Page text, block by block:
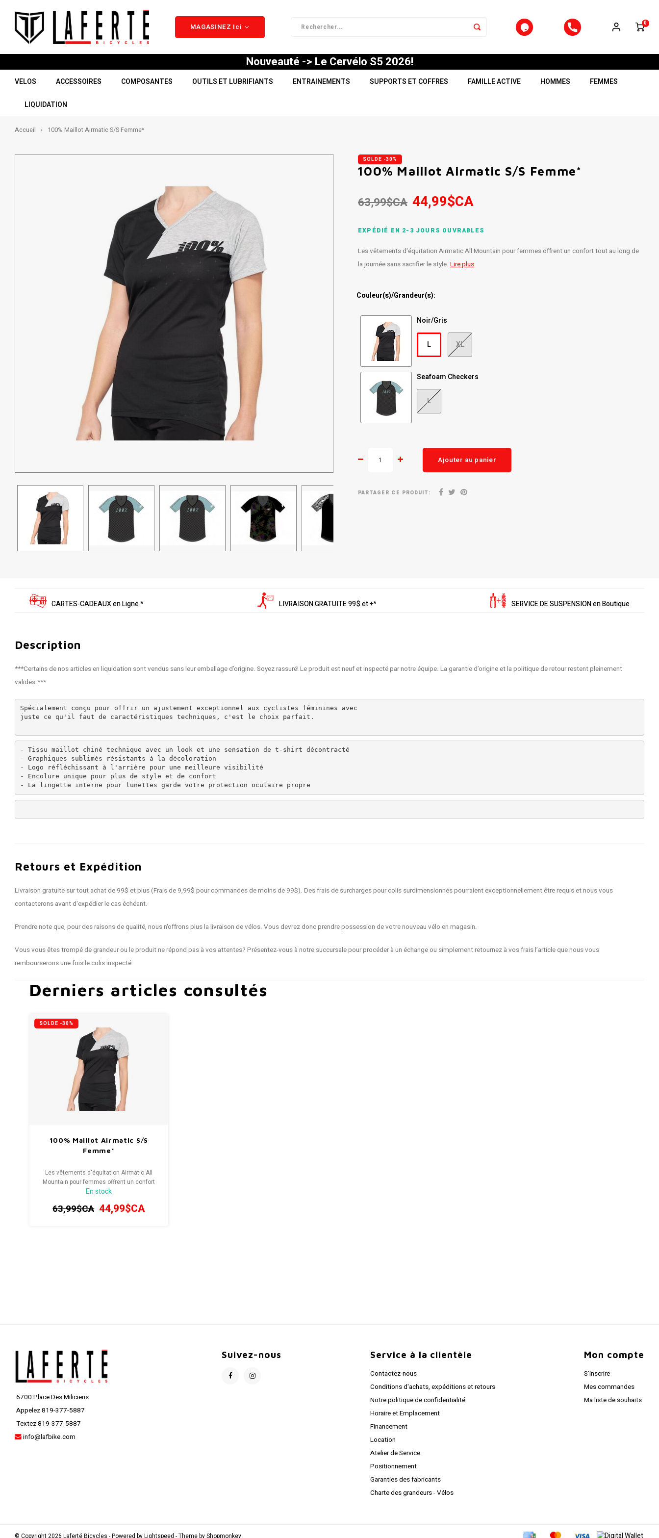
MAGASINEZ Ici 0
Nouveauté -> Le Cervélo S5 2026!
VELOS ACCESSOIRES COMPOSANTES OUTILS ET LUBRIFIANTS ENTRAINEMENTS SUPPORTS ET COFFRES FAMILLE ACTIVE HOMMES FEMMES
LIQUIDATION
Accueil 100% Maillot Airmatic S/S Femme*
SOLDE -30%
100% Maillot Airmatic S/S Femme*
63,99$CA 44,99$CA
EXPÉDIÉ EN 2-3 JOURS OUVRABLES
Les vêtements d'équitation Airmatic All Mountain pour femmes offrent un confort tout au long de
la journée sans sacrifier le style. Lire plus
Couleur(s)/Grandeur(s):
Noir/Gris
L XL
Seafoam Checkers
L
Ajouter au panier
PARTAGER CE PRODUIT:
CARTES-CADEAUX en Ligne * LIVRAISON GRATUITE 99$ et +* SERVICE DE SUSPENSION en Boutique
Description
***Certains de nos articles en liquidation sont vendus sans leur emballage d’origine. Soyez rassuré! Le produit est neuf et inspecté par notre équipe. La garantie d’origine et la politique de retour restent pleinement
valides.***
Spécialement conçu pour offrir un ajustement exceptionnel aux cyclistes féminines avec
juste ce qu'il faut de caractéristiques techniques, c'est le choix parfait.
- Tissu maillot chiné technique avec un look et une sensation de t-shirt décontracté
- Graphiques sublimés résistants à la décoloration
- Logo réfléchissant à l'arrière pour une meilleure visibilité
- Encolure unique pour plus de style et de confort
- La lingette interne pour lunettes garde votre protection oculaire propre
Retours et Expédition
Livraison gratuite sur tout achat de 99$ et plus (Frais de 9,99$ pour commandes de moins de 99$). Des frais de surcharges pour colis surdimensionnés pourraient exceptionnellement être requis et nous vous
contacterons avant d'expédier le cas échéant.
Prendre note que, pour des raisons de qualité, nous n'offrons plus la livraison de vélos. Vous devrez donc prendre possession de votre nouveau vélo en magasin.
Vous vous êtes trompé de grandeur ou le produit ne répond pas à vos attentes? Présentez-vous à notre succursale pour procéder à un échange ou simplement retournez à vos frais l’article que nous vous
rembourserons une fois le colis inspecté.
Derniers articles consultés
SOLDE -30%
100% Maillot Airmatic S/S
Femme*
Les vêtements d'équitation Airmatic All
Mountain pour femmes offrent un confort
tout au long de la journée sans sacrifier le
En stock
63,99$CA 44,99$CA
6700 Place Des Miliciens
Appelez 819-377-5887
Textez 819-377-5887
info@lafbike.com
Suivez-nous Service à la clientèle
Contactez-nous
Conditions d'achats, expéditions et retours
Notre politique de confidentialité
Horaire et Emplacement
Financement
Location
Atelier de Service
Positionnement
Garanties des fabricants
Charte des grandeurs - Vélos
Mon compte
S'inscrire
Mes commandes
Ma liste de souhaits
© Copyright 2026 Laferté Bicycles - Powered byLightspeed - Theme byShopmonkey